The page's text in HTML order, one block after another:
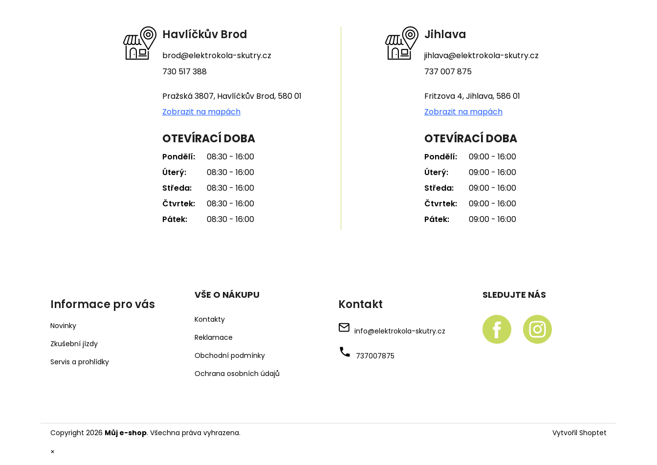
Havlíčkův Brod
brod@elektrokola-skutry.cz
730 517 388
Pražská 3807, Havlíčkův Brod, 580 01
Zobrazit na mapách
OTEVÍRACÍ DOBA
Pondělí:
08:30 - 16:00
Úterý:
08:30 - 16:00
Středa:
08:30 - 16:00
Čtvrtek:
08:30 - 16:00
Pátek:
08:30 - 16:00
Jihlava
jihlava@elektrokola-skutry.cz
737 007 875
Fritzova 4, Jihlava, 586 01
Zobrazit na mapách
OTEVÍRACÍ DOBA
Pondělí:
09:00 - 16:00
Úterý:
09:00 - 16:00
Středa:
09:00 - 16:00
Čtvrtek:
09:00 - 16:00
Pátek:
09:00 - 16:00
Informace pro vás
Novinky
Zkušební jízdy
Servis a prohlídky
VŠE O NÁKUPU
Kontakty
Reklamace
Obchodní podmínky
Ochrana osobních údajů
Kontakt
info@elektrokola-skutry.cz
737007875
SLEDUJTE NÁS
Vytvořil Shoptet
Copyright 2026 Můj e-shop. Všechna práva vyhrazena.
×